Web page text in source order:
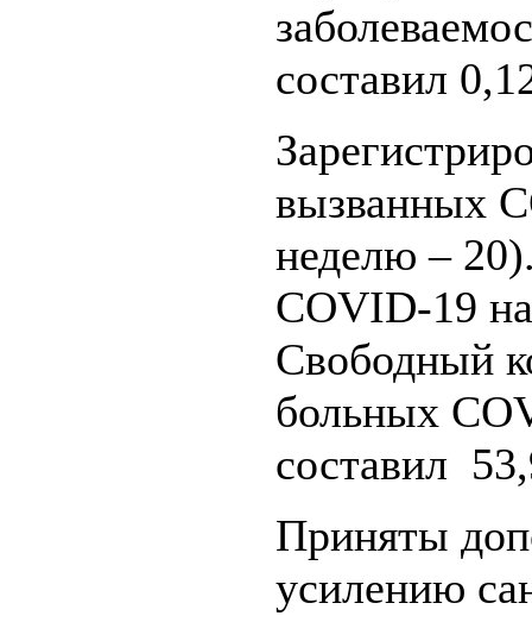
составил
вызванных
неделю –
COVID-19
Свободный
больных
составил
Приняты
усилению